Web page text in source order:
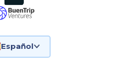
Español